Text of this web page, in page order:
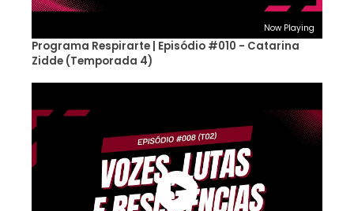
Now Playing
Programa Respirarte | Episódio #010 - Catarina
Zidde (Temporada 4)